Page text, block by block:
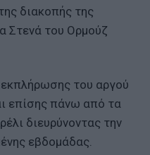
διακοπής της
Στενά του Ορμούζ
του αργού
επίσης πάνω από τα
διευρύνοντας την
εβδομάδας.